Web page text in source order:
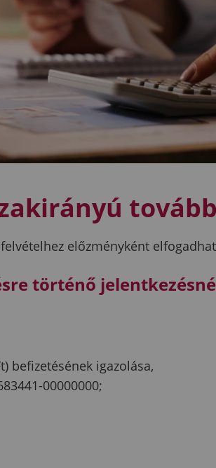
előzményként
történő
befizetésének igazolása,
00000000;